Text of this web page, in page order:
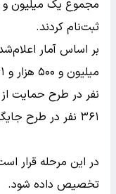
ثبت‌نام کردند.
بر اساس آمار
۳۶۱ نفر در طرح جایگزینی خودروهای فرسوده ثبت‌نام کرده‌اند
تخصیص داده شود.